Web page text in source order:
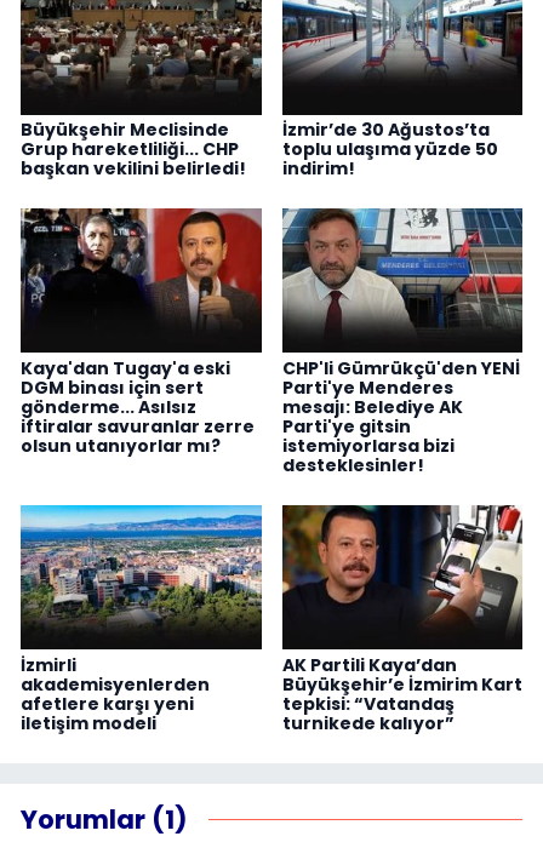
Büyükşehir Meclisinde
Grup hareketliliği... CHP
başkan vekilini belirledi!
İzmir’de 30 Ağustos’ta
toplu ulaşıma yüzde 50
indirim!
Kaya'dan Tugay'a eski
DGM binası için sert
gönderme... Asılsız
iftiralar savuranlar zerre
olsun utanıyorlar mı?
CHP'li Gümrükçü'den YENİ
Parti'ye Menderes
mesajı: Belediye AK
Parti'ye gitsin
istemiyorlarsa bizi
desteklesinler!
İzmirli
akademisyenlerden
afetlere karşı yeni
iletişim modeli
AK Partili Kaya’dan
Büyükşehir’e İzmirim Kart
tepkisi: “Vatandaş
turnikede kalıyor”
Yorumlar (1)